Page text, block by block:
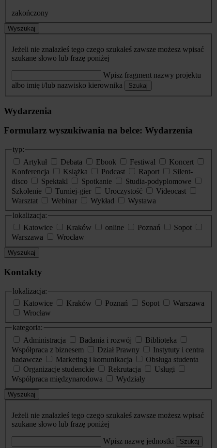
zakończony
Wyszukaj
Jeżeli nie znalazłeś tego czego szukałeś zawsze możesz wpisać
szukane słowo lub frazę poniżej
Wpisz fragment nazwy projektu
albo imię i/lub nazwisko kierownika
Szukaj
Wydarzenia
Formularz wyszukiwania na belce: Wydarzenia
typ:
Artykuł
Debata Ebook Festiwal
Koncert
Konferencja
Książka Podcast Raport
Silent-
disco
Spektakl Spotkanie
Studia-podyplomowe
Szkolenie
Turniej-gier Uroczystość
Videocast
Warsztat
Webinar Wykład
Wystawa
lokalizacja:
Katowice
Kraków online Poznań
Sopot
Warszawa
Wrocław
Wyszukaj
Kontakty
lokalizacja:
Katowice
Kraków Poznań Sopot
Warszawa
Wrocław
kategoria:
Administracja
Badania i rozwój
Biblioteka
Współpraca z biznesem
Dział Prawny
Instytuty i centra
badawcze
Marketing i komunikacja
Obsługa studenta
Organizacje studenckie
Rekrutacja
Usługi
Współpraca międzynarodowa
Wydziały
Wyszukaj
Jeżeli nie znalazłeś tego czego szukałeś zawsze możesz wpisać
szukane słowo lub frazę poniżej
Wpisz nazwę jednostki Szukaj